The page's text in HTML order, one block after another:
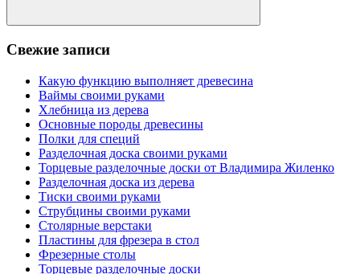
Поиск
Свежие записи
Какую функцию выполняет древесина
Ваймы своими руками
Хлебница из дерева
Основные породы древесины
Полки для специй
Разделочная доска своими руками
Торцевые разделочные доски от Владимира Жиленко
Разделочная доска из дерева
Тиски своими руками
Струбцины своими руками
Столярные верстаки
Пластины для фрезера в стол
Фрезерные столы
Торцевые разделочные доски